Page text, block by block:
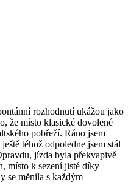
rozhodnutí ukážou jako
že místo klasické dovolené
pobřeží. Ráno jsem
téhož odpoledne jsem stál
jízda byla překvapivě
místo k sezení jisté díky
se měnila s každým